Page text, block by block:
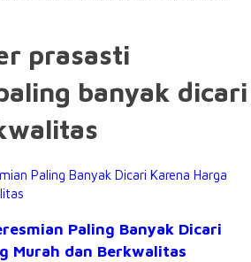
prasasti
banyak dicari
Paling Banyak Dicari
Murah dan Berkwalitas